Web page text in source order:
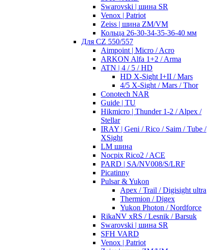
Swarovski | шина SR
Venox | Patriot
Zeiss | шина ZM/VM
Кольца 26-30-34-35-36-40 мм
Для CZ 550/557
Aimpoint | Micro / Acro
ARKON Alfa 1+2 / Arma
ATN | 4 / 5 / HD
HD X-Sight I+II / Mars
4/5 X-Sight / Mars / Thor
Conotech NAR
Guide | TU
Hikmicro | Thunder 1-2 / Alpex /
Stellar
IRAY | Geni / Rico / Saim / Tube /
XSight
LM шина
Nocpix Rico2 / ACE
PARD | SA/NV008/S/LRF
Picatinny
Pulsar & Yukon
Apex / Trail / Digisight ultra
Thermion / Digex
Yukon Photon / Nordforce
RikaNV xRS / Lesnik / Barsuk
Swarovski | шина SR
SFH VARD
Venox | Patriot